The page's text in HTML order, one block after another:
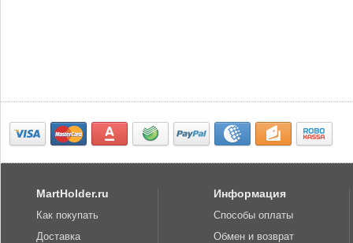
MartHolder.ru
Как покупать
Доставка
Информация
Способы оплаты
Обмен и возврат